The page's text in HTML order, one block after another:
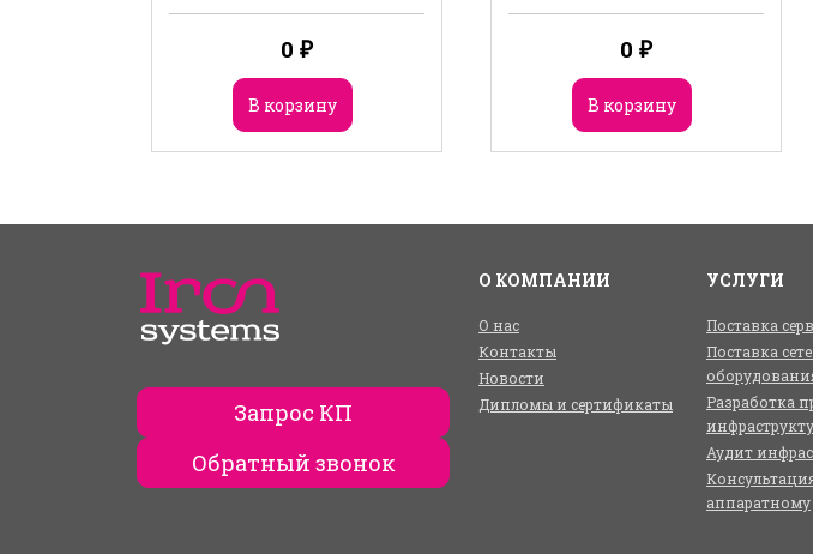
0 ₽
В корзину
0 ₽
В корзину
Запрос КП
Обратный звонок
О КОМПАНИИ
О нас
Контакты
Новости
Дипломы и сертификаты
УСЛУГИ
Поставка
Поставка
Разработка
Аудит
аппаратному